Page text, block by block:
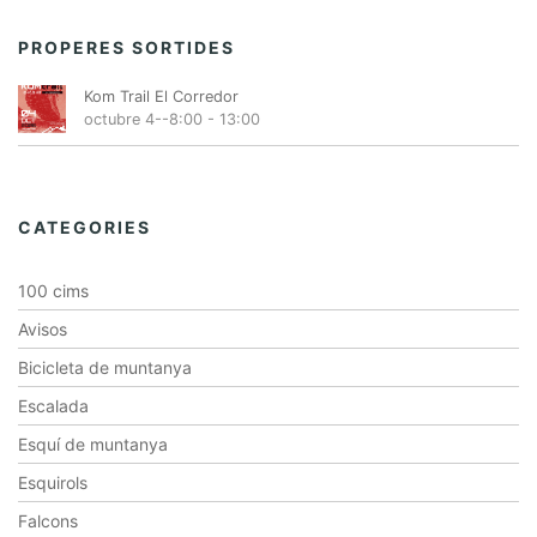
PROPERES SORTIDES
Kom Trail El Corredor
octubre 4--8:00 - 13:00
CATEGORIES
100 cims
Avisos
Bicicleta de muntanya
Escalada
Esquí de muntanya
Esquirols
Falcons